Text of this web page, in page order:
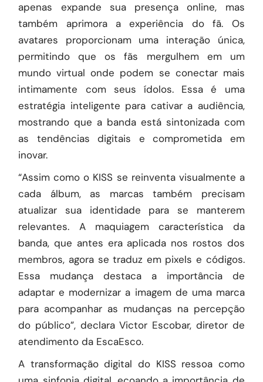
apenas expande sua presença online, mas
também aprimora a experiência do fã. Os
avatares proporcionam uma interação única,
permitindo que os fãs mergulhem em um
mundo virtual onde podem se conectar mais
intimamente com seus ídolos. Essa é uma
estratégia inteligente para cativar a audiência,
mostrando que a banda está sintonizada com
as tendências digitais e comprometida em
inovar.
“Assim como o KISS se reinventa visualmente a
cada álbum, as marcas também precisam
atualizar sua identidade para se manterem
relevantes. A maquiagem característica da
banda, que antes era aplicada nos rostos dos
membros, agora se traduz em pixels e códigos.
Essa mudança destaca a importância de
adaptar e modernizar a imagem de uma marca
para acompanhar as mudanças na percepção
do público”, declara Victor Escobar, diretor de
atendimento da EscaEsco.
A transformação digital do KISS ressoa como